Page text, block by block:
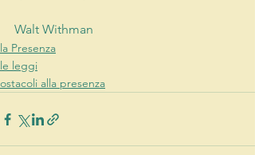
Walt Withman
la Presenza
le leggi
ostacoli alla presenza